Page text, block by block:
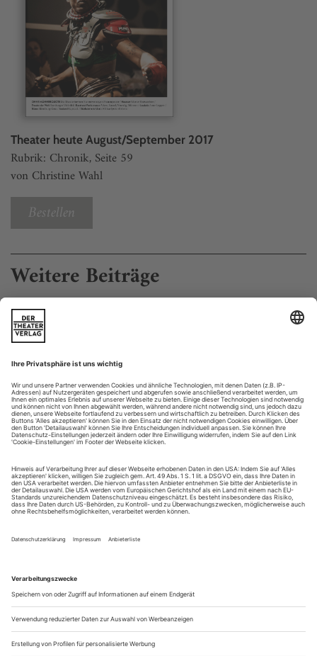
Theater heute August/September 2017
Rubrik: Chronik, Seite 59
von Christine Wahl
Bestellen
Weitere Beiträge
Einhorn im Wald
Helene Hegemann verfilmt ihren Debutroman: «Axolotl Overkill»
Kennern von Frank Castorfs «Karamasow»-Inszenierung
wohlbekannt als unübersetzbares Schlüsselwort für einen
Zustand im Grellgraubereich zwischen Schmerzextase und
Überspanntheit. Man muss Helene Hegemann keinen
erneuten Plagiatsvorwurf daraus drehen, dass sie sich diesen
Berlin: Liederbuch des Monströsen
Marta Górnicka «Hymne an die Liebe» (U)
Ganz zum Schluss erwischt er einen dann doch noch, der
dem vegetativen Nervensystem überlässt – Gänsehaut. Denn
auf der Bühne ereignet sich ein Temperatursturz: Der gerade
noch ausgesprochen lebendige Chor steht jetzt still in fahlem
Licht, die Menschen...